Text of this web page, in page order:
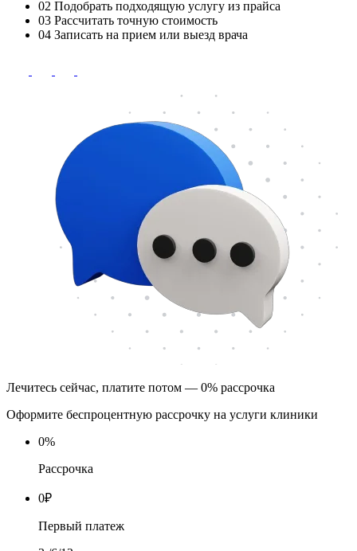
02 Подобрать подходящую услугу из прайса
03 Рассчитать точную стоимость
04 Записать на прием или выезд врача
Лечитесь сейчас, платите потом — 0% рассрочка
Оформите беспроцентную рассрочку на услуги клиники
0%
Рассрочка
0₽
Первый платеж